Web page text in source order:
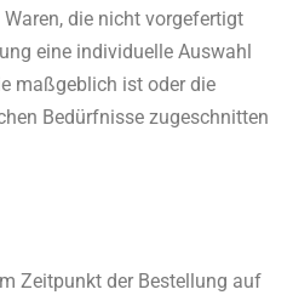
die nicht vorgefertigt
eine individuelle Auswahl
maßgeblich ist oder die
Bedürfnisse zugeschnitten
Zeitpunkt der Bestellung auf